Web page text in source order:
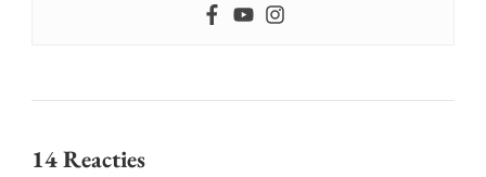
14 Reacties